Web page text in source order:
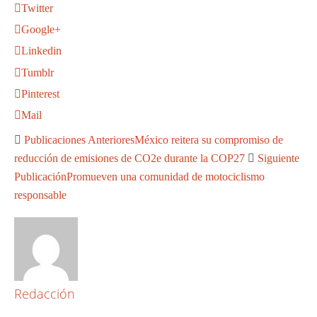
Twitter
Google+
Linkedin
Tumblr
Pinterest
Mail
Publicaciones AnterioresMéxico reitera su compromiso de
reducción de emisiones de CO2e durante la COP27
Siguiente
PublicaciónPromueven una comunidad de motociclismo
responsable
Redacción